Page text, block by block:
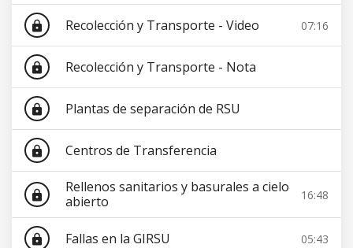
lock Recolección y Transporte - Video 07:16
lock Recolección y Transporte - Nota
lock Plantas de separación de RSU
lock Centros de Transferencia
lock
Rellenos sanitarios y basurales a cielo
abierto
16:48
lock Fallas en la GIRSU 05:43